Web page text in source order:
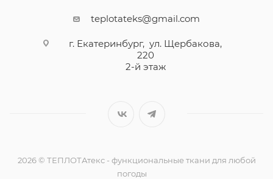
teplotateks@gmail.com
г. Екатеринбург, ул. Щербакова,
220
2-й этаж
2026 © ТЕПЛОТАтекс - функциональные ткани для любой
погоды